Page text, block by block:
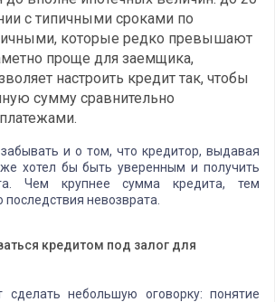
с типичными сроками по
которые редко превышают
проще для заемщика,
настроить кредит так, чтобы
сумму сравнительно
и о том, что кредитор, выдавая
хотел бы быть уверенным и получить
Чем крупнее сумма кредита, тем
последствия невозврата.
кредитом под залог для
сделать небольшую оговорку: понятие